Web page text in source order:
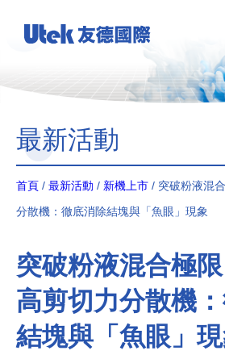
最新活動
首頁 / 最新活動 / 新機上市 / 突破粉液混
分散機：徹底消除結塊與「魚眼」現象
突破粉液混合極
高剪切力分散機
結塊與「魚眼」